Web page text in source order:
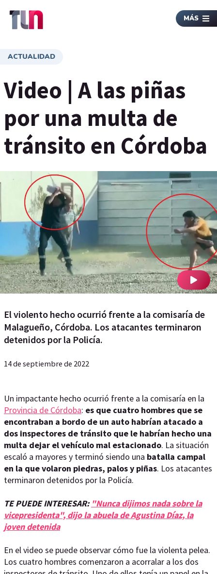
MÁS
ACTUALIDAD
Video | A las piñas
por una multa de
tránsito en Córdoba
El violento hecho ocurrió frente a la comisaría de
Malagueño, Córdoba. Los atacantes terminaron
detenidos por la Policía.
14 de septiembre de 2022
Un impactante hecho ocurrió frente a la comisaría en la
Provincia de Córdoba: es que cuatro hombres que se
encontraban a bordo de un auto habrían atacado a
dos inspectores de tránsito que le habrían hecho una
multa dejar el vehículo mal estacionado. La situación
escaló a mayores y terminó siendo una batalla campal
en la que volaron piedras, palos y piñas. Los atacantes
terminaron detenidos por la Policía.
TE PUEDE INTERESAR: "Nunca dijimos nada sobre la
vicepresidenta", dijo la abuela de Agustina Díaz, la
joven detenida
En el video se puede observar cómo fue la violenta pelea.
Los cuatro hombres comenzaron a acorralar a los dos